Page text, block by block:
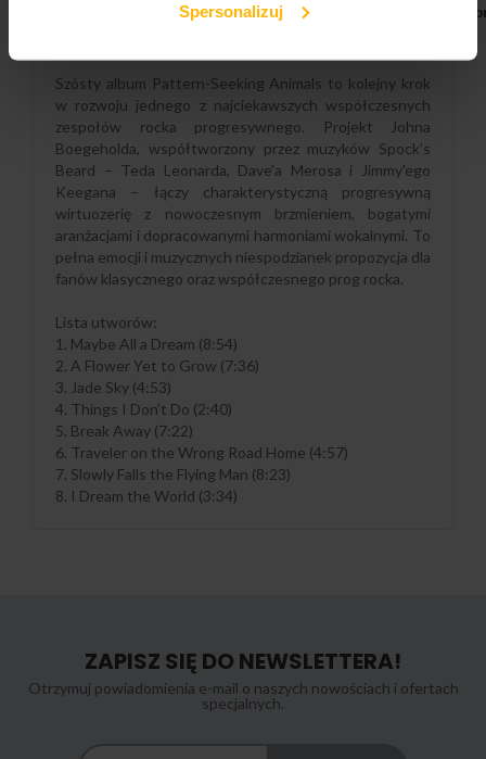
Spersonalizuj
Preorder - data premiery 21.08.2026. Zamówienie z tym
Szósty album Pattern-Seeking Animals to kolejny krok
w rozwoju jednego z najciekawszych współczesnych
zespołów rocka progresywnego. Projekt Johna
Boegeholda, współtworzony przez muzyków Spock's
Beard – Teda Leonarda, Dave'a Merosa i Jimmy'ego
Keegana – łączy charakterystyczną progresywną
wirtuozerię z nowoczesnym brzmieniem, bogatymi
aranżacjami i dopracowanymi harmoniami wokalnymi. To
pełna emocji i muzycznych niespodzianek propozycja dla
fanów klasycznego oraz współczesnego prog rocka.
Lista utworów:
1. Maybe All a Dream (8:54)
2. A Flower Yet to Grow (7:36)
3. Jade Sky (4:53)
4. Things I Don't Do (2:40)
5. Break Away (7:22)
6. Traveler on the Wrong Road Home (4:57)
7. Slowly Falls the Flying Man (8:23)
8. I Dream the World (3:34)
ZAPISZ SIĘ DO NEWSLETTERA!
Otrzymuj powiadomienia e-mail o naszych nowościach i ofertach
specjalnych.